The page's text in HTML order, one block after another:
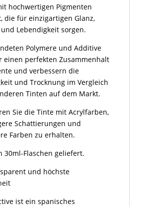
hochwertigen Pigmenten
die für einzigartigen Glanz,
Lebendigkeit sorgen.
Polymere und Additive
einen perfekten Zusammenhalt
und verbessern die
und Trocknung im Vergleich
Tinten auf dem Markt.
Sie die Tinte mit Acrylfarben,
Schattierungen und
Farben zu erhalten.
30ml-Flaschen geliefert.
und höchste
ist ein spanisches